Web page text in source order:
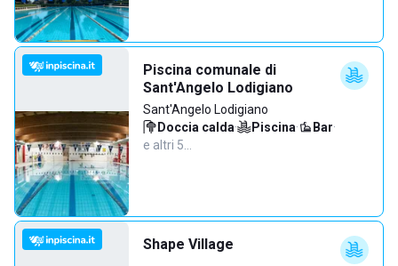
Piscina comunale di
Sant'Angelo Lodigiano
Sant'Angelo Lodigiano
Doccia calda· Piscina· Bar·
e altri 5…
Shape Village